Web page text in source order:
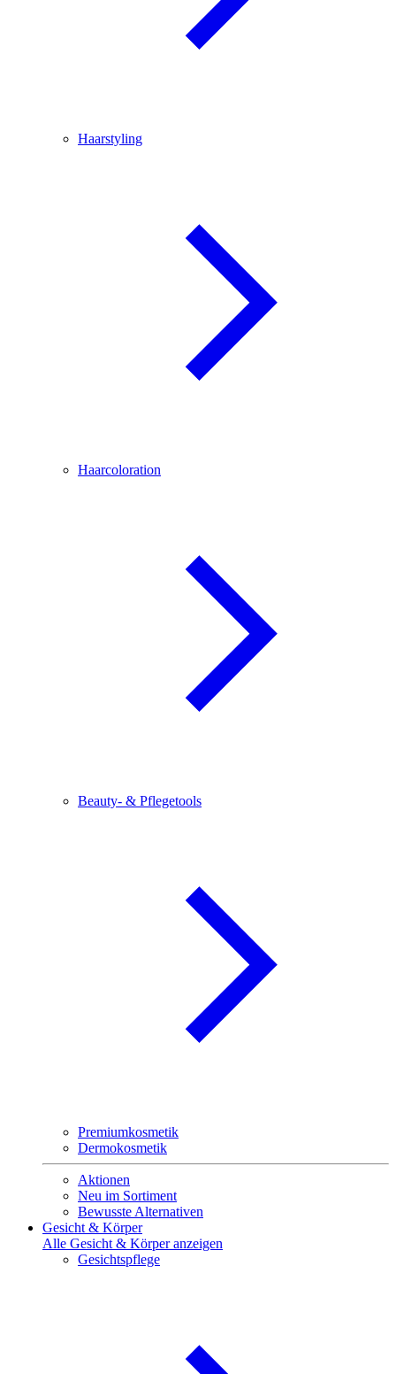
Haarstyling
Haarcoloration
Beauty- & Pflegetools
Premiumkosmetik
Dermokosmetik
Aktionen
Neu im Sortiment
Bewusste Alternativen
Gesicht & Körper
Alle Gesicht & Körper anzeigen
Gesichtspflege